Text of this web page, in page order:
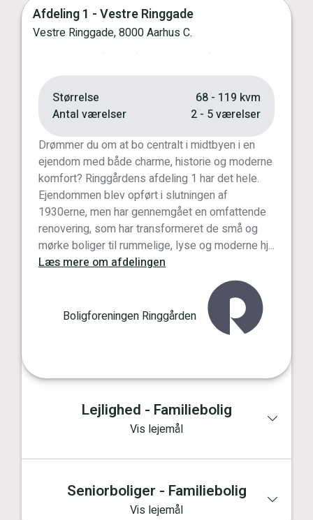
Afdeling 1 - Vestre Ringgade
Vestre Ringgade, 8000 Aarhus C.
Forrige
Vis kort
Størrelse
68 - 119 kvm
Antal værelser
2 - 5 værelser
Drømmer du om at bo centralt i midtbyen i en
ejendom med både charme, historie og moderne
komfort? Ringgårdens afdeling 1 har det hele.
Ejendommen blev opført i slutningen af
1930erne, men har gennemgået en omfattende
renovering, som har transformeret de små og
mørke boliger til rummelige, lyse og moderne hj...
Læs mere om afdelingen
Boligforeningen Ringgården
Lejlighed - Familiebolig
Vis lejemål
Seniorboliger - Familiebolig
Vis lejemål